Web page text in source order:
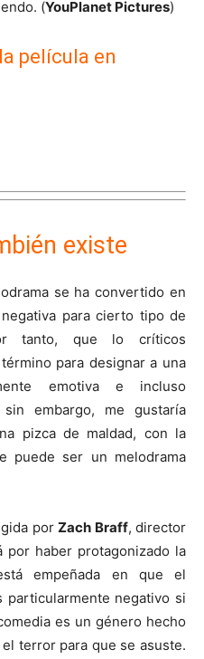
(YouPlanet Pictures)
película en
existe
se ha convertido en
para cierto tipo de
tanto, que lo críticos
para designar a una
emotiva e incluso
embargo, me gustaría
pizca de maldad, con la
puede ser un melodrama
por Zach Braff, director
por haber protagonizado la
empeñada en que el
negativo si
es un género hecho
terror para que se asuste.